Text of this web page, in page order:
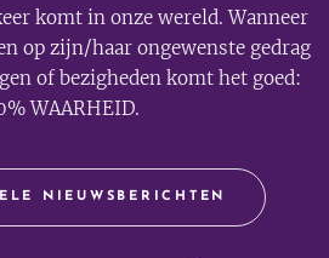
komt in onze wereld. Wanneer
op zijn/haar ongewenste gedrag
of bezigheden komt het goed:
WAARHEID.
NIEUWSBERICHTEN